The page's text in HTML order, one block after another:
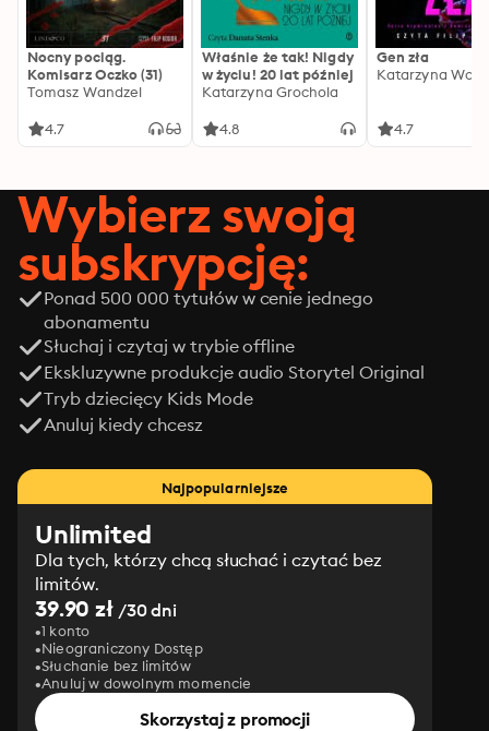
Nocny pociąg.
Komisarz Oczko (31)
Tomasz Wandzel
4.7
Właśnie że tak! Nigdy
w życiu! 20 lat później
Katarzyna Grochola
4.8
Gen zła
Katarzyna
4.7
Wybierz swoją
subskrypcję:
Ponad 500 000 tytułów w cenie jednego
abonamentu
Słuchaj i czytaj w trybie offline
Ekskluzywne produkcje audio Storytel Original
Tryb dziecięcy Kids Mode
Anuluj kiedy chcesz
Najpopularniejsze
Unlimited
Dla tych, którzy chcą słuchać i czytać bez
limitów.
39.90 zł/30 dni
1 konto
Nieograniczony Dostęp
Słuchanie bez limitów
Anuluj w dowolnym momencie
Skorzystaj z promocji